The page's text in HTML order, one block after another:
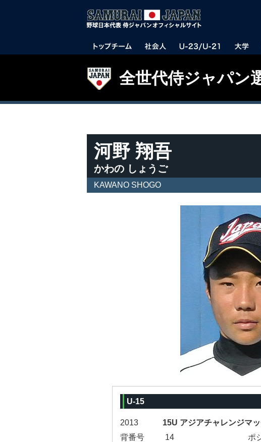
全世代侍ジャパン
河野 翔吾
かわの しょうご
KAWANO SHOGO
U-15
2013
15U アジアチャレンジマ
背番号
14 ポ